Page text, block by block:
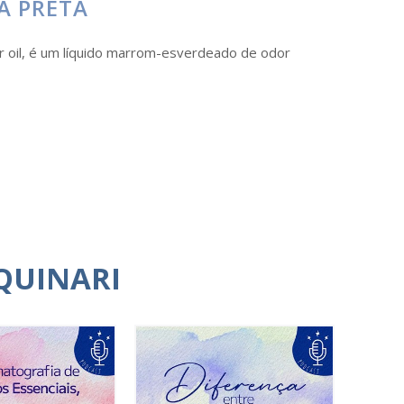
PRETA
oil, é um líquido marrom-esverdeado de odor